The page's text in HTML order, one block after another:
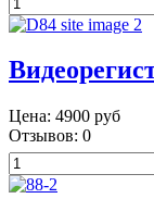
Цена: 4900 руб
Отзывов: 0